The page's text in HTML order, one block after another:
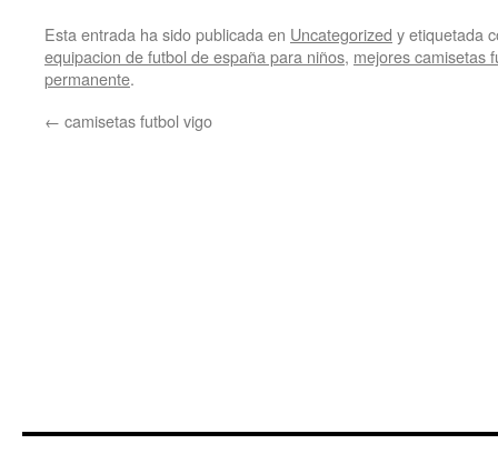
Esta entrada ha sido publicada en Uncategorized y etiquetada
equipacion de futbol de españa para niños, mejores camisetas
permanente.
← camisetas futbol vigo